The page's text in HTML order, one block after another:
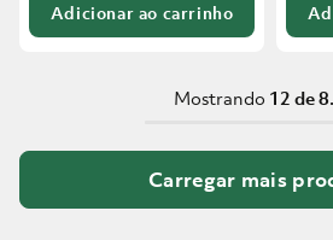
Adicionar ao carrinho
Mostrando 12 de